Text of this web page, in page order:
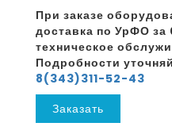
При заказе
доставка по УрФО
техническое
Подробности
8(343)311-52-43
Заказать